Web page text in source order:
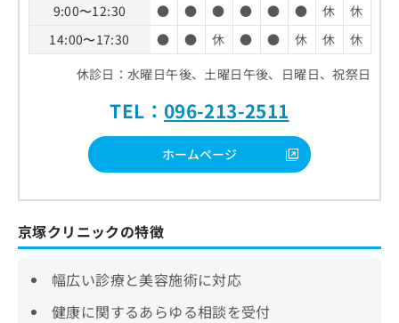
9:00〜12:30
● ● ● ● ● ● 休
休
14:00〜17:30
● ● 休 ● ● 休 休
休
休診日：水曜日午後、土曜日午後、日曜日、祝祭日
TEL： 096-213-2511
ホームページ
京塚クリニックの特徴
幅広い診療と美容施術に対応
健康に関するあらゆる相談を受付